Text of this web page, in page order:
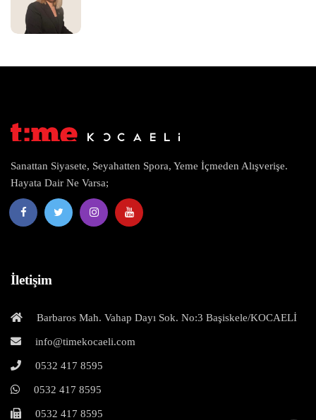
Sanattan Siyasete, Seyahatten Spora, Yeme İçmeden Alışverişe.
Hayata Dair Ne Varsa;
İletişim
Barbaros Mah. Vahap Dayı Sok. No:3 Başiskele/KOCAELİ
info@timekocaeli.com
0532 417 8595
0532 417 8595
0532 417 8595